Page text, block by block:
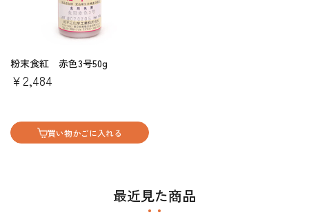
粉末食紅 赤色3号50g
￥2,484
買い物かごに入れる
最近見た商品